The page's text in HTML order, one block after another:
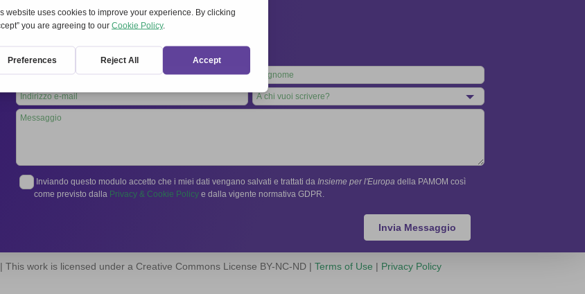
Contatti
Segreteria Internazionale:
06 94798302
field
blank
Inviando questo modulo accetto che i miei dati vengano salvati e trattati daInsieme per l'Europa della PAMOM così
come previsto dalla Privacy & Cookie Policye dalla vigente normativa GDPR.
Invia Messaggio
| This work is licensed under a Creative Commons License BY-NC-ND | Terms of Use | Privacy Policy